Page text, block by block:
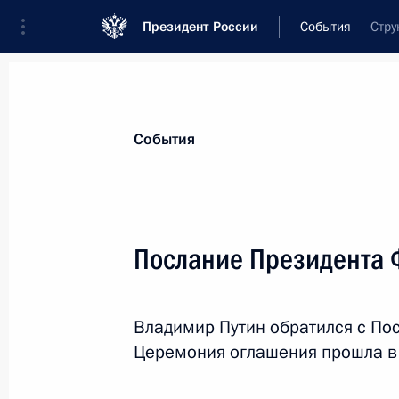
Президент России События
Новости
Послания Федеральному Собранию
Совещания, заседания, рабочие встречи
Речи и обращения
События
Послание
Владимир Путин обратился с
Церемония оглашения прошла